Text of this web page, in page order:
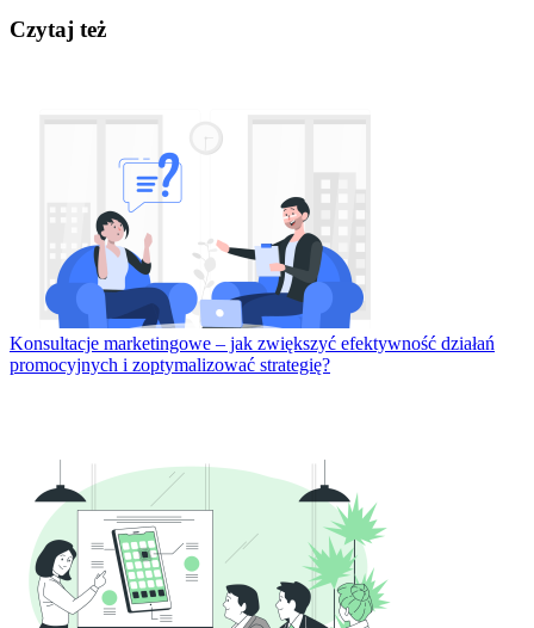
Czytaj też
Konsultacje marketingowe – jak zwiększyć efektywność działań
promocyjnych i zoptymalizować strategię?